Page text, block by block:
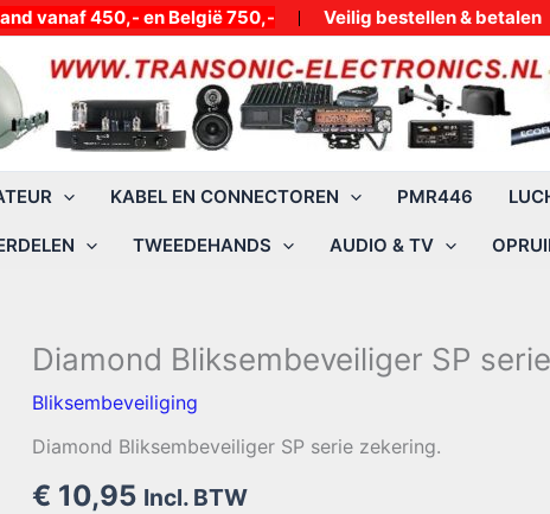
450,- en België 750,- Veilig bestellen & betalen
KABEL EN CONNECTOREN PMR446
TWEEDEHANDS AUDIO & TV
Diamond Bliksembeveiliger SP
Bliksembeveiliging
Diamond Bliksembeveiliger SP serie zekering.
€ 10,95 Incl. BTW